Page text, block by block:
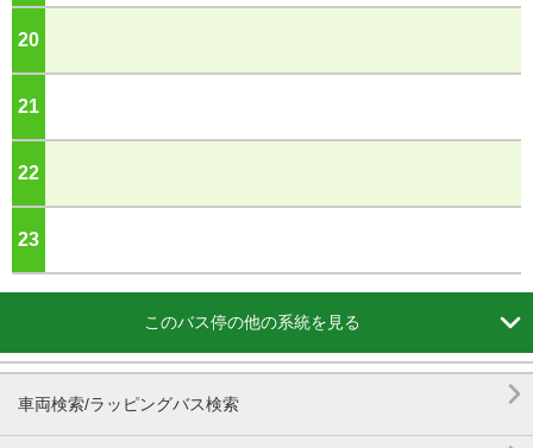
20
21
22
23
このバス停の他の系統を見る 
車両検索/ラッピングバス検索 